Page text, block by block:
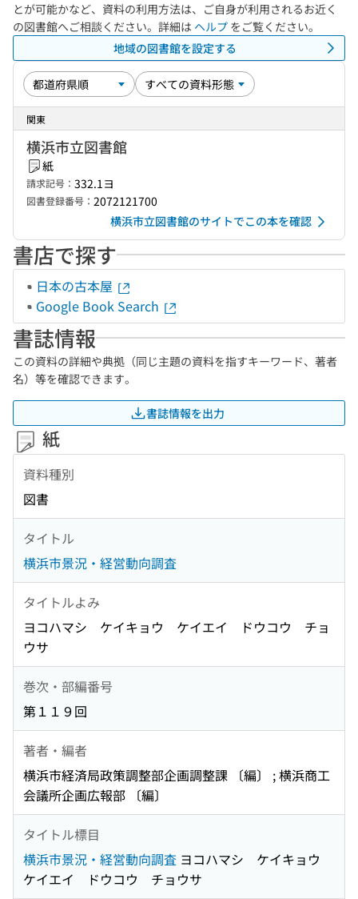
とが可能かなど、資料の利用方法は、ご自身が利用されるお近く
の図書館へご相談ください。詳細は ヘルプ をご覧ください。
地域の図書館を設定する
関東
横浜市立図書館
紙
請求記号： 332.1ヨ
図書登録番号： 2072121700
横浜市立図書館のサイトでこの本を確認
書店で探す
日本の古本屋
Google Book Search
書誌情報
この資料の詳細や典拠（同じ主題の資料を指すキーワード、著者
名）等を確認できます。
書誌情報を出力
紙
資料種別
図書
タイトル
横浜市景況・経営動向調査
タイトルよみ
ヨコハマシ ケイキョウ ケイエイ ドウコウ チョ
ウサ
巻次・部編番号
第１１９回
著者・編者
横浜市経済局政策調整部企画調整課 〔編〕 ; 横浜商工
会議所企画広報部 〔編〕
タイトル標目
横浜市景況・経営動向調査 ヨコハマシ ケイキョウ
ケイエイ ドウコウ チョウサ